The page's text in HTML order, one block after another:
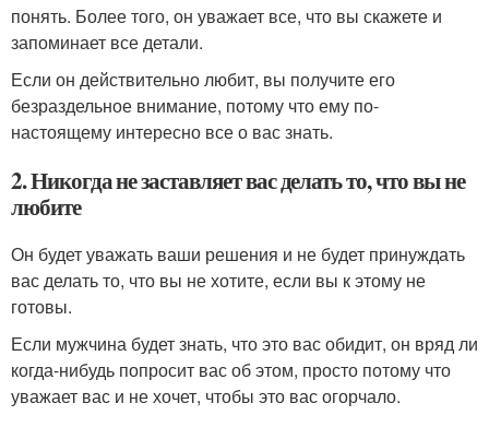
понять. Более того, он уважает все, что вы скажете и
запоминает все детали.
Если он действительно любит, вы получите его
безраздельное внимание, потому что ему по-
настоящему интересно все о вас знать.
2. Никогда не заставляет вас делать то, что вы не
любите
Он будет уважать ваши решения и не будет принуждать
вас делать то, что вы не хотите, если вы к этому не
готовы.
Если мужчина будет знать, что это вас обидит, он вряд ли
когда-нибудь попросит вас об этом, просто потому что
уважает вас и не хочет, чтобы это вас огорчало.